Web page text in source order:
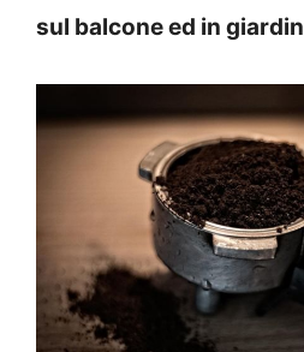
sul balcone ed in